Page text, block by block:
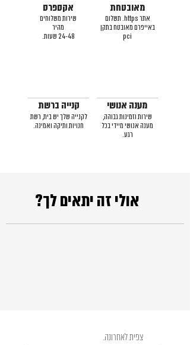
אקספרס
שירות משלוחים
מהיר
24-48 שעות.
מאובטחת
אתר https. תשלום
באייפרם מאובטח בתקן
pci
קנייה ברשת
לקנייה שלך יש בית, רשת
חנויות ותיקה ואמינה.
מענה אנושי
שירות וזמינות גבוהה,
מענה אנושי מיידי בכל
רגע.
אולי זה יתאים לך?
צפית לאחרונה.